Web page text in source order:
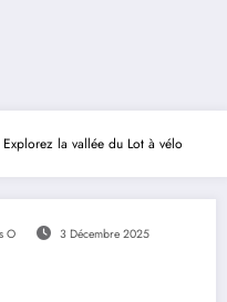
Explorez la vallée du Lot à vélo
O 3 Décembre 2025